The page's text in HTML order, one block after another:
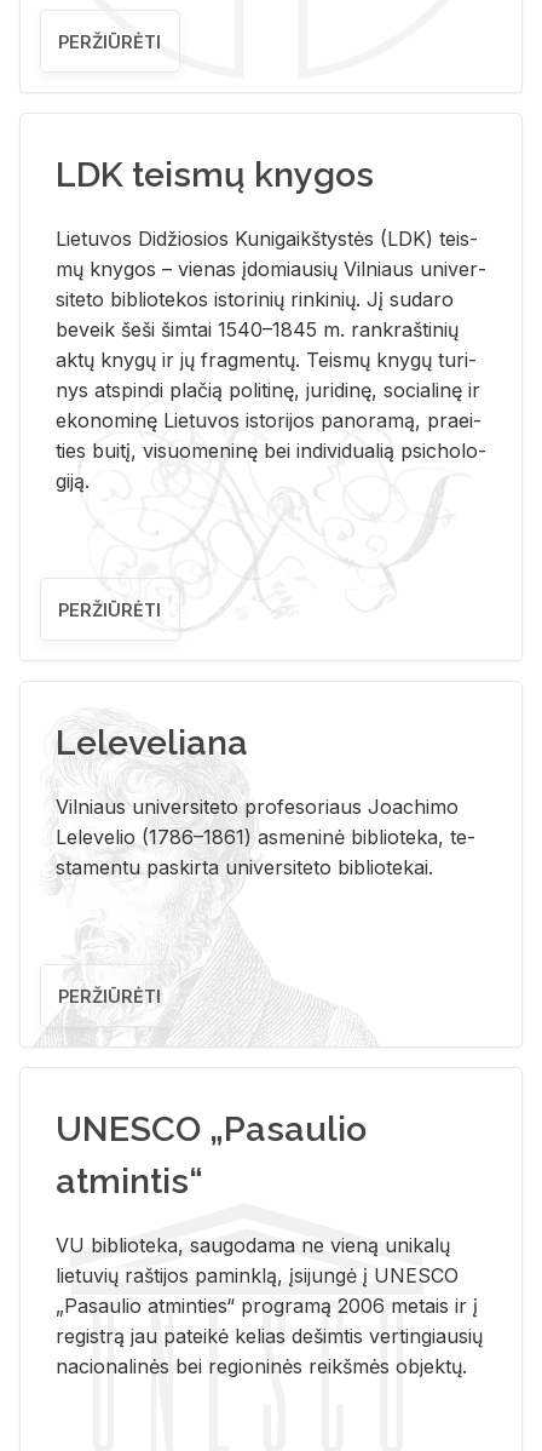
PERŽIŪRĖTI
LDK teismų knygos
Lie­tu­vos Di­džio­sios Ku­ni­gaikš­tys­tės (LDK) teis­
mų kny­gos – vie­nas įdo­miau­sių Vil­niaus uni­ver­
si­te­to bi­b­lio­te­kos is­to­ri­nių rin­ki­nių. Jį su­da­ro
be­veik šeši šim­tai 1540–1845 m. rank­raš­ti­nių
aktų kny­gų ir jų frag­men­tų. Teis­mų kny­gų tu­ri­
nys at­spin­di pla­čią po­li­ti­nę, ju­ri­di­nę, so­cia­li­nę ir
eko­no­mi­nę Lie­tu­vos is­to­ri­jos pa­no­ra­mą, pra­ei­
ties bui­tį, vi­suo­me­ni­nę bei in­di­vi­dua­lią psi­cho­lo­
gi­ją.
PERŽIŪRĖTI
Leleveliana
Vil­niaus uni­ver­si­te­to pro­fe­so­riaus Jo­a­chi­mo
Le­le­ve­lio (1786–1861) as­me­ni­nė bi­b­lio­te­ka, te­
sta­men­tu pa­skir­ta uni­ver­si­te­to bi­b­lio­te­kai.
PERŽIŪRĖTI
UNESCO „Pasaulio
atmintis“
VU biblioteka, saugodama ne vieną unikalų
lietuvių raštijos paminklą, įsijungė į UNESCO
„Pasaulio atminties“ programą 2006 metais ir į
registrą jau pateikė kelias dešimtis vertingiausių
nacionalinės bei regioninės reikšmės objektų.